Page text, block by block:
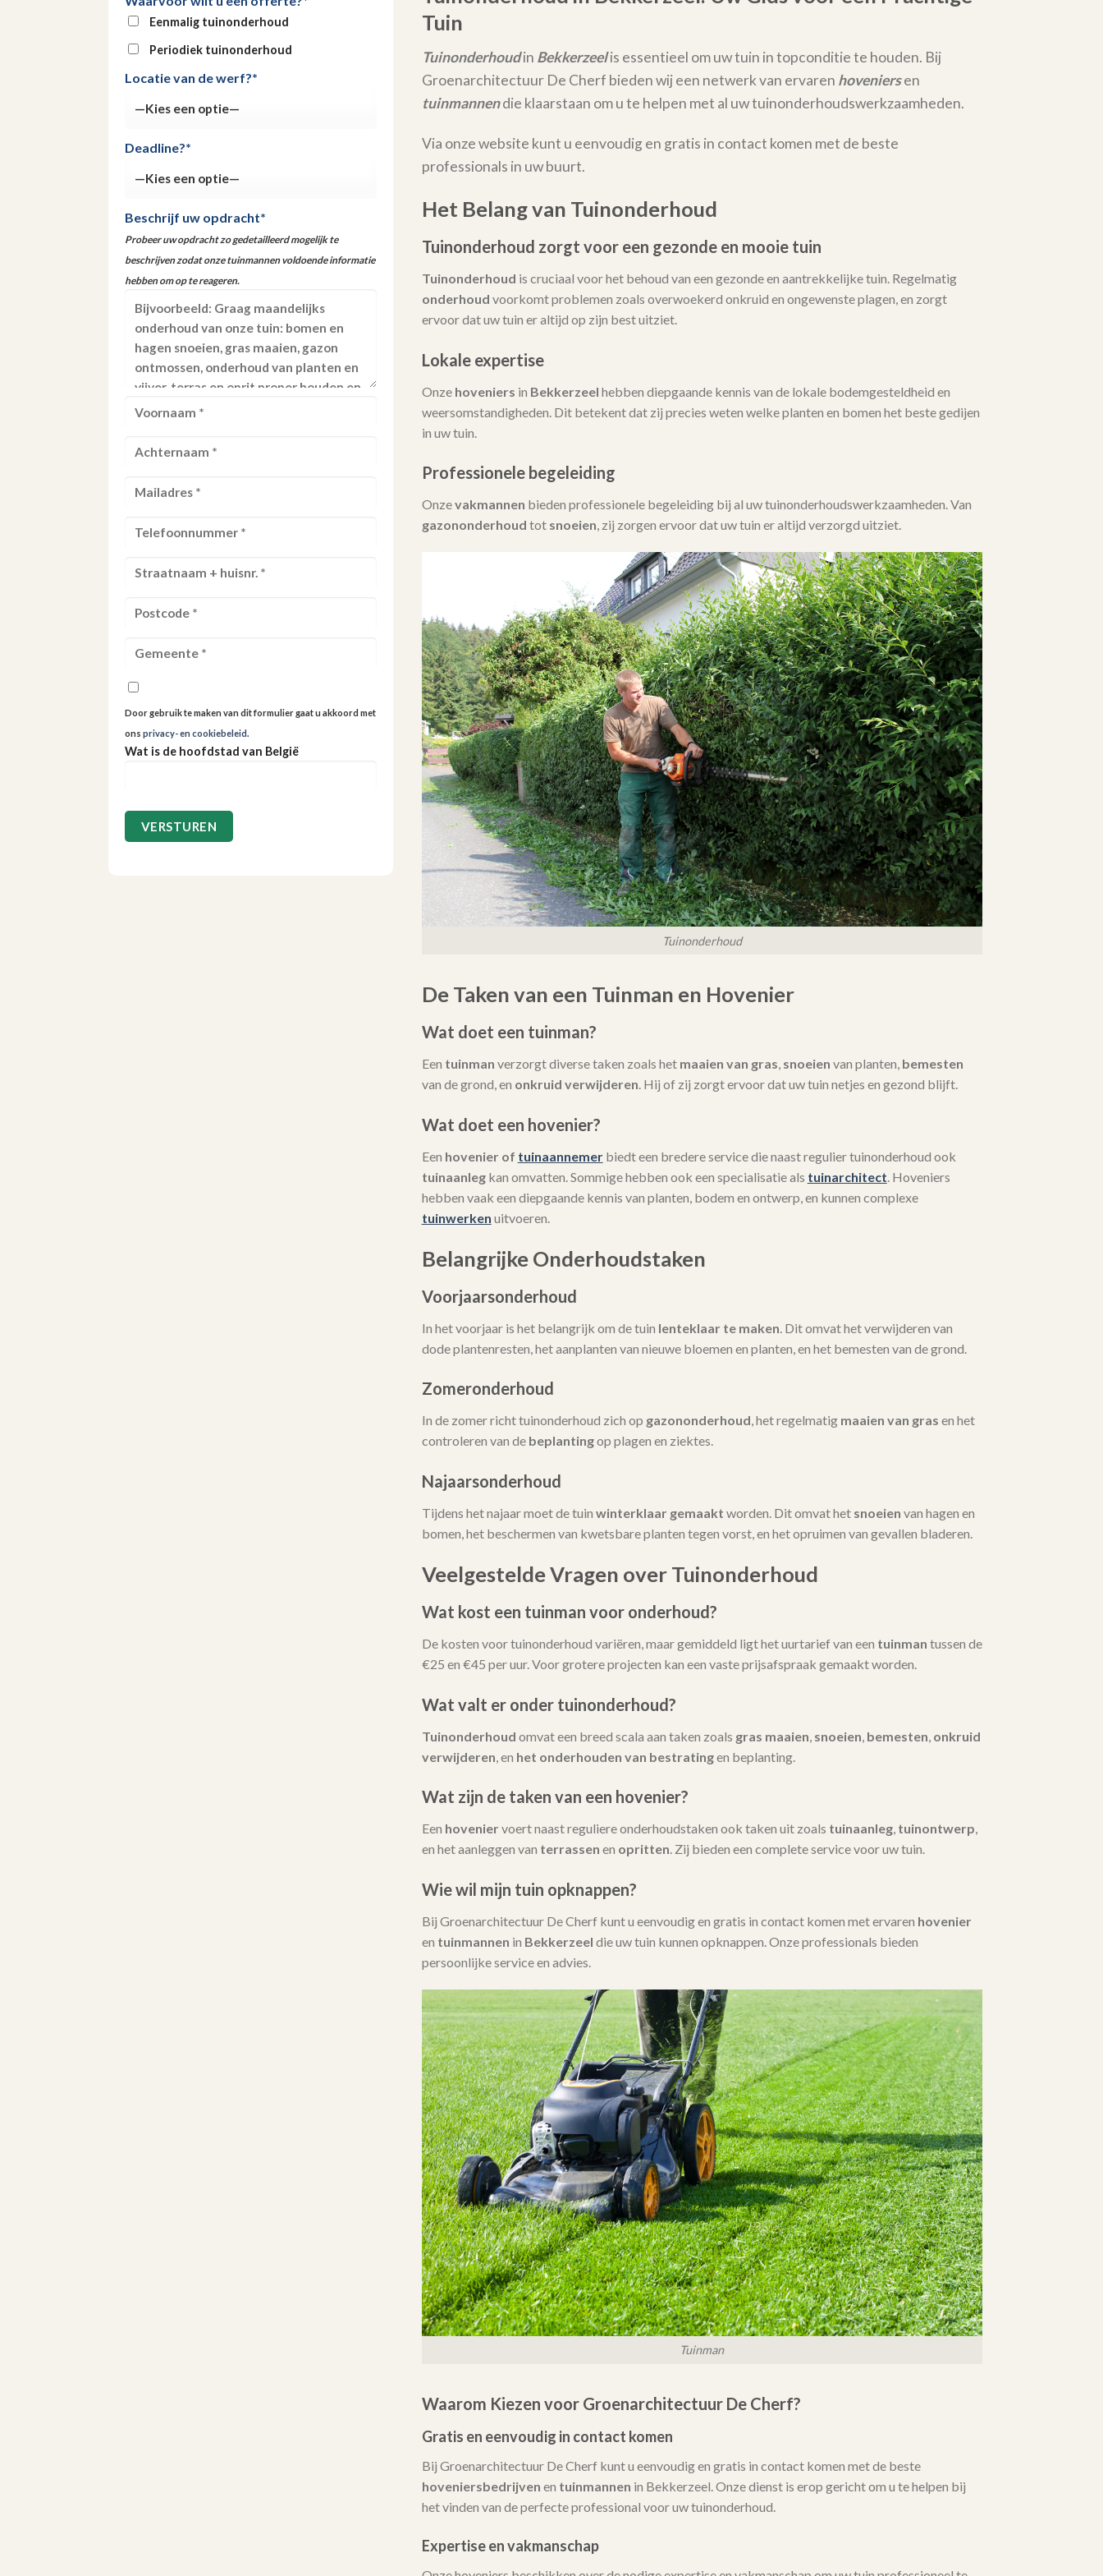
Eenmalig tuinonderhoud
Periodiek tuinonderhoud
Locatie van de werf?*
Deadline?*
Beschrijf uw opdracht*
Probeer uw opdracht zo gedetailleerd mogelijk te
beschrijven zodat onze tuinmannen voldoende informatie
hebben om op te reageren.
Door gebruik te maken van dit formulier gaat u akkoord met
ons privacy- en cookiebeleid.
Wat is de hoofdstad van België
Tuin
Tuinonderhoudin Bekkerzeelis essentieel om uw tuin in topconditie te houden. Bij
Groenarchitectuur De Cherf bieden wij een netwerk van ervaren hoveniersen
tuinmannendie klaarstaan om u te helpen met al uw tuinonderhoudswerkzaamheden.
Via onze website kunt u eenvoudig en gratis in contact komen met de beste
professionals in uw buurt.
Het Belang van Tuinonderhoud
Tuinonderhoud zorgt voor een gezonde en mooie tuin
Tuinonderhoud is cruciaal voor het behoud van een gezonde en aantrekkelijke tuin. Regelmatig
onderhoud voorkomt problemen zoals overwoekerd onkruid en ongewenste plagen, en zorgt
ervoor dat uw tuin er altijd op zijn best uitziet.
Lokale expertise
Onze hoveniers in Bekkerzeel hebben diepgaande kennis van de lokale bodemgesteldheid en
weersomstandigheden. Dit betekent dat zij precies weten welke planten en bomen het beste gedijen
in uw tuin.
Professionele begeleiding
Onzevakmannen bieden professionele begeleiding bij al uw tuinonderhoudswerkzaamheden. Van
gazononderhoud tot snoeien, zij zorgen ervoor dat uw tuin er altijd verzorgd uitziet.
Tuinonderhoud
De Taken van een Tuinman en Hovenier
Wat doet een tuinman?
Een tuinman verzorgt diverse taken zoals het maaien van gras, snoeien van planten, bemesten
van de grond, en onkruid verwijderen. Hij of zij zorgt ervoor dat uw tuin netjes en gezond blijft.
Wat doet een hovenier?
Een hovenier of tuinaannemerbiedt een bredere service die naast regulier tuinonderhoud ook
tuinaanlegkan omvatten. Sommige hebben ook een specialisatie als tuinarchitect. Hoveniers
hebben vaak een diepgaande kennis van planten, bodem en ontwerp, en kunnen complexe
tuinwerken uitvoeren.
Belangrijke Onderhoudstaken
Voorjaarsonderhoud
In het voorjaar is het belangrijk om de tuin lenteklaar te maken . Dit omvat het verwijderen van
dode plantenresten, het aanplanten van nieuwe bloemen en planten, en het bemesten van de grond.
Zomeronderhoud
In de zomer richt tuinonderhoud zich op gazononderhoud, het regelmatig maaien van gras en het
controleren van de beplantingop plagen en ziektes.
Najaarsonderhoud
Tijdens het najaar moet de tuin winterklaar gemaakt worden. Dit omvat het snoeien van hagen en
bomen, het beschermen van kwetsbare planten tegen vorst, en het opruimen van gevallen bladeren.
Veelgestelde Vragen over Tuinonderhoud
Wat kost een tuinman voor onderhoud?
De kosten voor tuinonderhoud variëren, maar gemiddeld ligt het uurtarief van een tuinman tussen de
€25 en €45 per uur. Voor grotere projecten kan een vaste prijsafspraak gemaakt worden.
Wat valt er onder tuinonderhoud?
Tuinonderhoud omvat een breed scala aan taken zoals gras maaien snoeien bemesten onkruid
verwijderen , en het onderhouden van bestratingen beplanting.
Wat zijn de taken van een hovenier?
Een hoveniervoert naast reguliere onderhoudstaken ook taken uit zoals tuinaanleg, tuinontwerp,
en het aanleggen van terrassen en opritten. Zij bieden een complete service voor uw tuin.
Wie wil mijn tuin opknappen?
Bij Groenarchitectuur De Cherf kunt u eenvoudig en gratis in contact komen met ervaren hovenier
en tuinmannen in Bekkerzeel die uw tuin kunnen opknappen. Onze professionals bieden
persoonlijke service en advies.
Tuinman
Waarom Kiezen voor Groenarchitectuur De Cherf?
Gratis en eenvoudig in contact komen
Bij Groenarchitectuur De Cherf kunt u eenvoudig en gratis in contact komen met de beste
hoveniersbedrijven en tuinmannen in Bekkerzeel. Onze dienst is erop gericht om u te helpen bij
het vinden van de perfecte professional voor uw tuinonderhoud.
Expertise en vakmanschap